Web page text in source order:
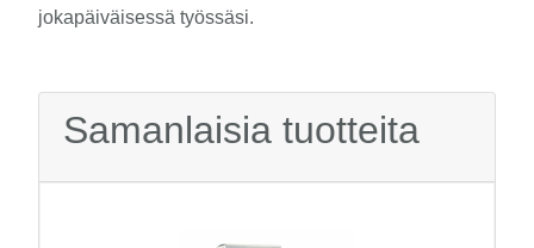
jokapäiväisessä työssäsi.
Samanlaisia tuotteita